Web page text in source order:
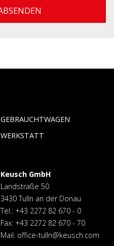
GEBRAUCHTWAGEN
WERKSTATT
Keusch GmbH
Landstraße 50
3430 Tulln an der Donau
Tel.: +43 2272 82 670 - 0
Fax: +43 2272 82 670 - 70
Mail: office-tulln@keusch.com